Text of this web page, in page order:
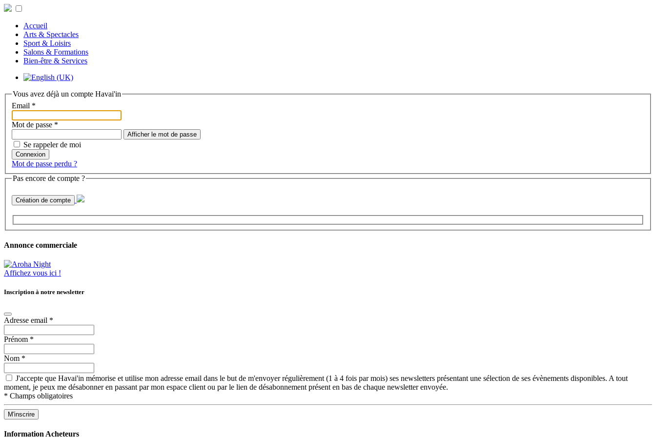
Accueil
Arts & Spectacles
Sport & Loisirs
Salons & Formations
Bien-être & Services
Vous avez déjà un compte Havai'in
Email *
Mot de passe *
Afficher le mot de passe
Se rappeler de moi
Connexion
Mot de passe perdu ?
Pas encore de compte ?
Création de compte
Annonce commerciale
Affichez vous ici !
Inscription à notre newsletter
Adresse email *
Prénom *
Nom *
J'accepte que Havai'in mémorise et utilise mon adresse email dans le but de m'envoyer régulièrement (1 à 4 fois par mois) ses newsletters présentant une sélection de ses évènements disponibles. A tout
moment, je peux me désabonner en passant par mon espace client ou par le lien de désabonnement présent en bas de chaque newsletter envoyée.
* Champs obligatoires
Information Acheteurs